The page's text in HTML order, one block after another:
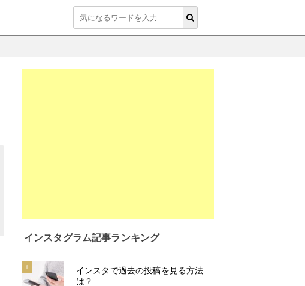
インスタグラム記事ランキング
1
インスタで過去の投稿を見る方法
は？